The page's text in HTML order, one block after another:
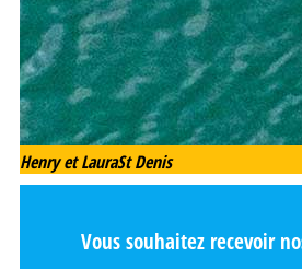
Henry et LauraSt Denis
Vous souhaitez recevoir